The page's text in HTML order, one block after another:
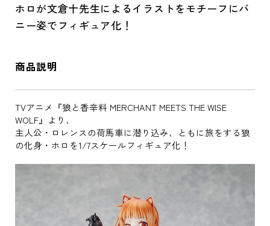
ホロが文倉十先生によるイラストをモチーフにバ
ニー姿でフィギュア化！
商品説明
TVアニメ『狼と香辛料 MERCHANT MEETS THE WISE
WOLF』より、
主人公・ロレンスの荷馬車に潜り込み、ともに旅をする狼
の化身・ホロを1/7スケールフィギュア化！